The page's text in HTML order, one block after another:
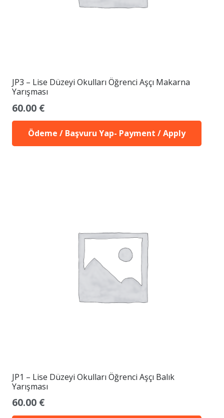
JP3 – Lise Düzeyi Okulları Öğrenci Aşçı Makarna
Yarışması
60.00 €
Ödeme / Başvuru Yap- Payment / Apply
JP1 – Lise Düzeyi Okulları Öğrenci Aşçı Balık
Yarışması
60.00 €